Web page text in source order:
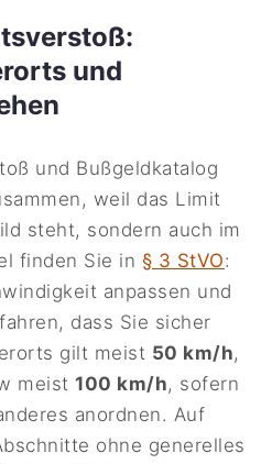
und
und Bußgeldkatalog
weil das Limit
steht, sondern auch im
finden Sie in § 3 StVO:
anpassen und
dass Sie sicher
gilt meist 50 km/h,
meist100 km/h, sofern
anordnen. Auf
ohne generelles